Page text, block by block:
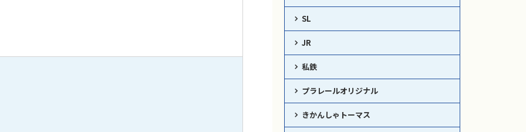
SL
JR
私鉄
プラレールオリジナル
きかんしゃトーマス